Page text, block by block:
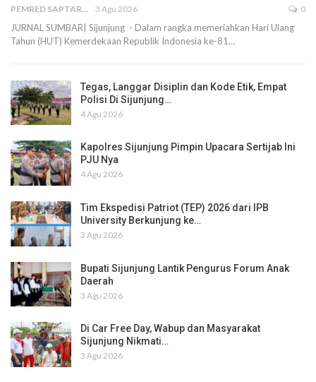
PEMRED SAPTARIUS 3 Agu 2026 0
JURNAL SUMBAR| Sijunjung - Dalam rangka memeriahkan Hari Ulang
Tahun (HUT) Kemerdekaan Republik Indonesia ke-81…
Tegas, Langgar Disiplin dan Kode Etik, Empat
Polisi Di Sijunjung…
4 Agu 2026
Kapolres Sijunjung Pimpin Upacara Sertijab Ini
PJU Nya
4 Agu 2026
Tim Ekspedisi Patriot (TEP) 2026 dari IPB
University Berkunjung ke…
3 Agu 2026
Bupati Sijunjung Lantik Pengurus Forum Anak
Daerah
3 Agu 2026
Di Car Free Day, Wabup dan Masyarakat
Sijunjung Nikmati…
3 Agu 2026